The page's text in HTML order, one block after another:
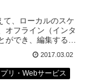
、ローカルのスケ
オフライン（インタ
でき、編集するこ
2017.03.02
リ・Webサービス